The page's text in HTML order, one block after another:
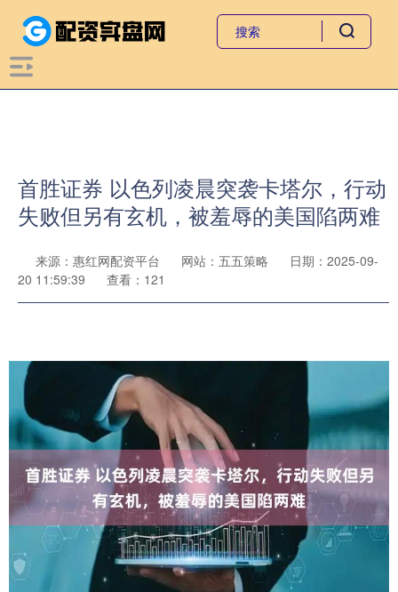
首胜证券 以色列凌晨突袭卡塔尔，行动
失败但另有玄机，被羞辱的美国陷两难
来源：惠红网配资平台 网站：五五策略
日期：2025-09-
20 11:59:39
查看：121